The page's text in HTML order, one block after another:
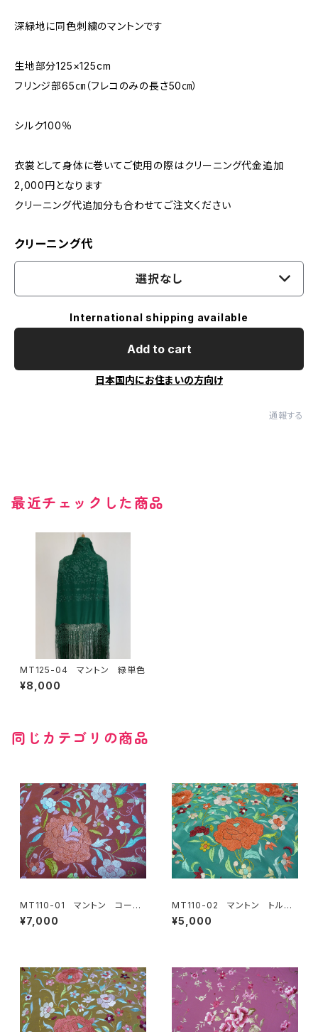
深緑地に同色刺繍のマントンです
生地部分125×125cm
フリンジ部65㎝（フレコのみの長さ50㎝）
シルク100％
衣裳として身体に巻いてご使用の際はクリーニング代金追加
2,000円となります
クリーニング代追加分も合わせてご注文ください
クリーニング代
選択なし
International shipping available
Add to cart
日本国内にお住まいの方向け
通報する
最近チェックした商品
MT125-04 マントン 緑単色
¥8,000
同じカテゴリの商品
MT110-01 マントン コーラ
ル地多色刺繍
¥7,000
MT110-02 マントン トルコ
ブルー地多色刺繍
¥5,000